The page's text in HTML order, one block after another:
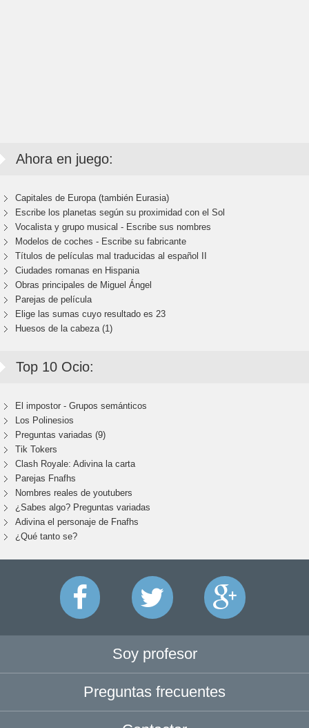
Ahora en juego:
Capitales de Europa (también Eurasia)
Escribe los planetas según su proximidad con el Sol
Vocalista y grupo musical - Escribe sus nombres
Modelos de coches - Escribe su fabricante
Títulos de películas mal traducidas al español II
Ciudades romanas en Hispania
Obras principales de Miguel Ángel
Parejas de película
Elige las sumas cuyo resultado es 23
Huesos de la cabeza (1)
Top 10 Ocio:
El impostor - Grupos semánticos
Los Polinesios
Preguntas variadas (9)
Tik Tokers
Clash Royale: Adivina la carta
Parejas Fnafhs
Nombres reales de youtubers
¿Sabes algo? Preguntas variadas
Adivina el personaje de Fnafhs
¿Qué tanto se?
Soy profesor
Preguntas frecuentes